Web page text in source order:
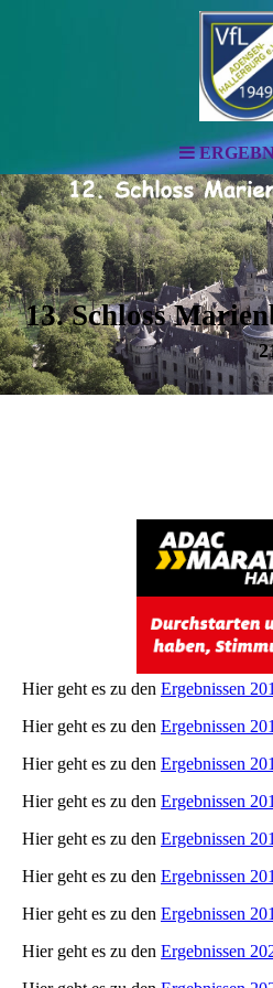
13. Schloss
21.
Hier geht es zu den Ergebnissen
Hier geht es zu den Ergebnissen
Hier geht es zu den Ergebnissen
Hier geht es zu den Ergebnissen
Hier geht es zu den Ergebnissen
Hier geht es zu den Ergebnissen
Hier geht es zu den Ergebnissen
Hier geht es zu den Ergebnissen